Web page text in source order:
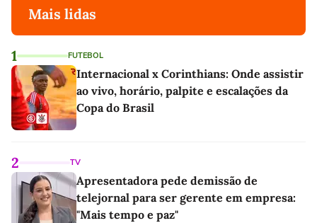
Mais lidas
1 FUTEBOL
Internacional x Corinthians: Onde assistir
ao vivo, horário, palpite e escalações da
Copa do Brasil
2 TV
Apresentadora pede demissão de
telejornal para ser gerente em empresa:
"Mais tempo e paz"